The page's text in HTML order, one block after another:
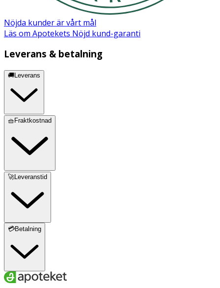
Nöjda kunder är vårt mål
Läs om Apotekets Nöjd kund-garanti
Leverans & betalning
🚚Leverans
🧺Fraktkostnad
🚀Leveranstid
💳Betalning